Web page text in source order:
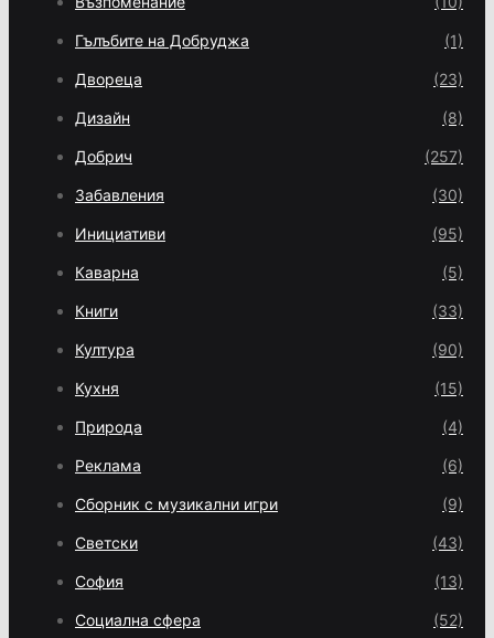
Гълъбите на Добруджа (1)
Двореца (23)
Дизайн (8)
Добрич (257)
Забавления (30)
Инициативи (95)
Каварна (5)
Книги (33)
Култура (90)
Кухня (15)
Природа (4)
Реклама (6)
Сборник с музикални игри (9)
Светски (43)
София (13)
Социална сфера (52)